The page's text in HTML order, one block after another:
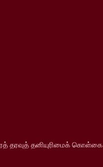
தரவுத் தனியுரிமைக் கொள்கை